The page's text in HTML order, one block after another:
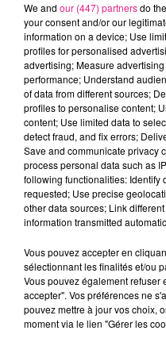
Ajouter à votre calendrier
Date
du11
au11
Lieu
54000
Tarif
54-
We and our (447) partnersdo
your consent and/or our
information on a device; Use
profiles for personalised
advertising; Measure
performance; Understand
of data from different sources;
profiles to personalise content;
content; Use limited data to
detect fraud, and fix errors;
Save and communicate privacy
process personal data such as
following functionalities: Identify
requested; Use precise
other data sources; Link
information transmitted
Vous pouvez accepter en
sélectionnant les finalités et/ou
Vous pouvez également
accepter". Vos préférences ne
pouvez mettre à jour vos choix,
moment via le lien "Gérer les